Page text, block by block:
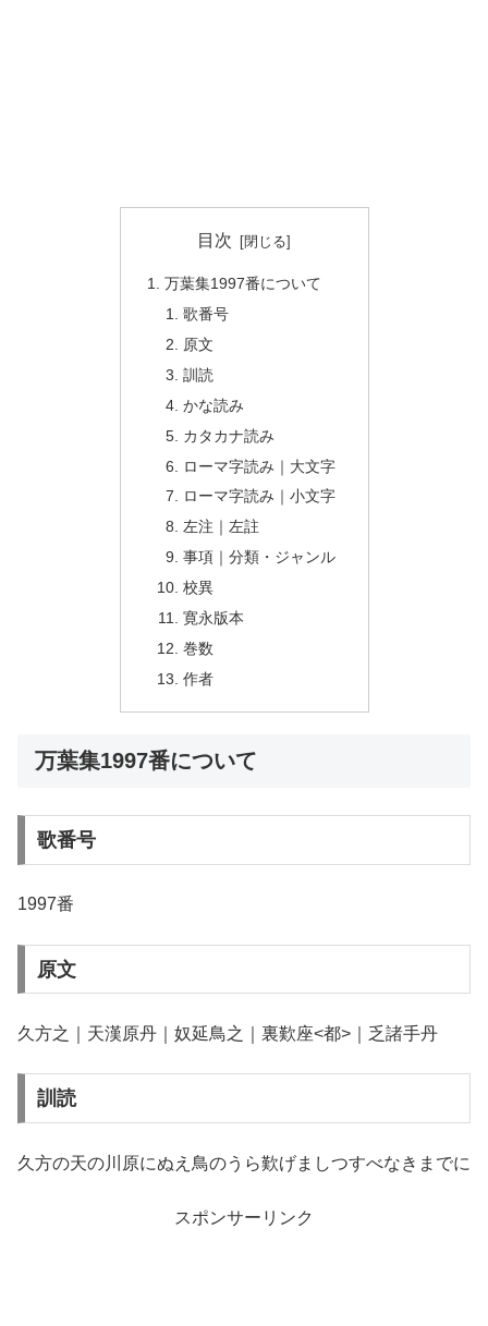
目次
万葉集1997番について
歌番号
原文
訓読
かな読み
カタカナ読み
ローマ字読み｜大文字
ローマ字読み｜小文字
左注｜左註
事項｜分類・ジャンル
校異
寛永版本
巻数
作者
万葉集1997番について
歌番号
1997番
原文
久方之｜天漢原丹｜奴延鳥之｜裏歎座<都>｜乏諸手丹
訓読
久方の天の川原にぬえ鳥のうら歎げましつすべなきまでに
スポンサーリンク